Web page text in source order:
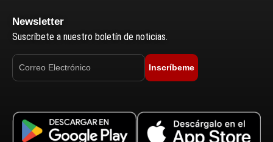
Newsletter
Suscríbete a nuestro boletín de noticias.
Inscríbeme